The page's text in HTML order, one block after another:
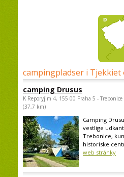
campingpladser i Tjekkiet
camping Drusus
K Reporyjim 4, 155 00 Praha 5 - Trebonice
(37,7 km)
Camping
vestlige
Trebonice,
historiske
web stránky